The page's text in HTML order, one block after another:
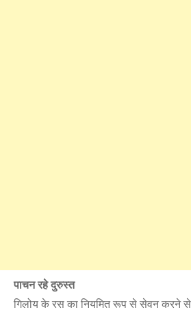
पाचन रहे दुरुस्त
गिलोय के रस का नियमित रूप से सेवन करने से